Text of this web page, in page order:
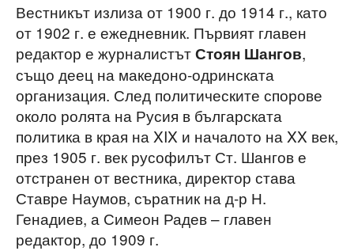
Вестникът излиза от 1900 г. до 1914 г., като
от 1902 г. е ежедневник. Първият главен
редактор е журналистътСтоян Шангов,
също деец на македоно-одринската
организация. След политическите спорове
около ролята на Русия в българската
политика в края на XIX и началото на XX век,
през 1905 г. век русофилът Ст. Шангов е
отстранен от вестника, директор става
Ставре Наумов, съратник на д-р Н.
Генадиев, а Симеон Радев – главен
редактор, до 1909 г.